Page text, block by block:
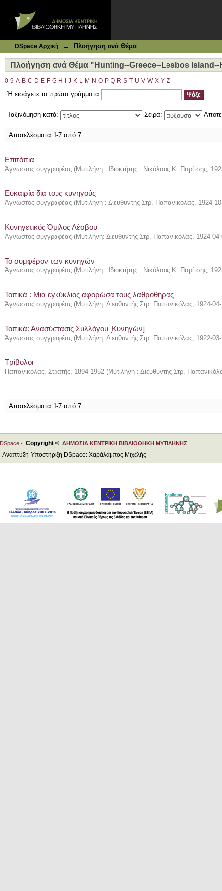
DSpace Αρχική → Πλοήγηση ανά Θέμα
Πλοήγηση ανά Θέμα "Hunting--Greece--Lesbos
0-9 A B C D E F G H J K L M N O P Q R S T U V W X Y Z
Ή εισάγετε τα πρώτα γράμματα:
Ταξινόμηση κατά: Σειρά:
Αποτελέσματα 1-7 από 7
Επιτόπια
Άγνωστος συγγραφέας (Μυτιλήνη : Ιδιοκτήτης : Νικόλαος Κ. Παρίτσης,
Ευκαιρία δια τους κυνηγούς
Άγνωστος συγγραφέας (Μυτιλήνη : Διευθυντής Στρ. Παπανικόλας, 1924-
Κυνηγετικός Όμιλος Λέσβου
Άγνωστος συγγραφέας (Μυτιλήνη: Διευθυντής Στρ. Παπανικόλας, 1924-
Το συμφέρον των κυνηγών
Άγνωστος συγγραφέας (Μυτιλήνη : Ιδιοκτήτης : Νικόλαος Κ. Παρίτσης,
Τοπικά : Μια εγκύκλιος αφορώσα τους λαθροθήρας
Άγνωστος συγγραφέας (Μυτιλήνη: Διευθυντής Στρ. Παπανικόλας, 1924-
Τοπικά: Ανασύστασις Συλλόγου [Κυνηγών]
Άγνωστος συγγραφέας (Μυτιλήνη: Διευθυντής Στρ. Παπανικόλας, 1922-
Τρίβολοι
Παπανικόλας, Στρατής, 1894-1952 (Μυτιλήνη : Διευθυντής Στρ.
Αποτελέσματα 1-7 από 7
DSpace - Copyright © ΔΗΜΟΣΙΑ ΚΕΝΤΡΙΚΗ ΒΙΒΛΙΟΘΗΚΗ ΜΥΤΙΛΗΝΗΣ
Ανάπτυξη-Υποστήριξη DSpace: Χαράλαμπος Μιχελής